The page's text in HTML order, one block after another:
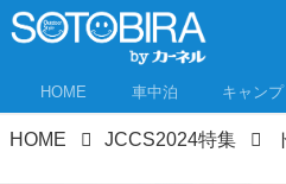
HOME 車中泊 キャンプ
HOME JCCS2024特集